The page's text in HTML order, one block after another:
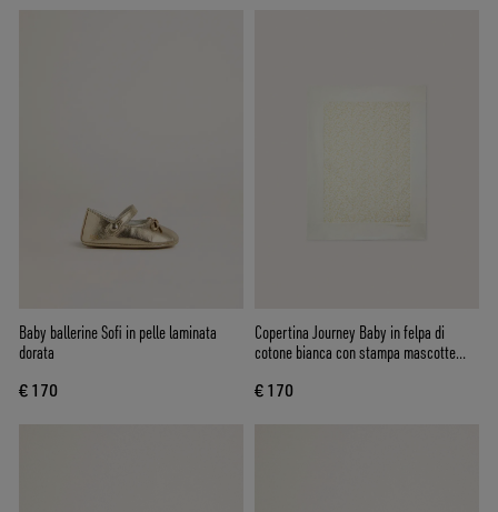
Baby ballerine Sofi in pelle laminata
dorata
€ 170
Copertina Journey Baby in felpa di
cotone bianca con stampa mascotte
€ 170